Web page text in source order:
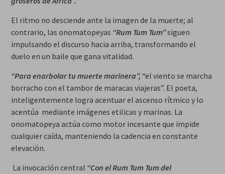
El ritmo no desciende ante la imagen de la muerte; al
contrario, las onomatopeyas “Rum Tum Tum”siguen
impulsando el discurso hacia arriba, transformando el
duelo en un baile que gana vitalidad.
“Para enarbolar tu muerte marinera”, “el viento se marcha
borracho con el tambor de maracas viajeras”. El poeta,
inteligentemente logra acentuar el ascenso rítmico y lo
acentúa mediante imágenes etilicas y marinas. La
onomatopeya actúa como motor incesante que impide
cualquier caída, manteniendo la cadencia en constante
elevación.
La invocación central “Con el Rum Tum Tum del